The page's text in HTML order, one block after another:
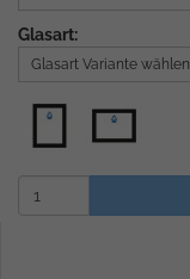
Glasart:
Glasart Variante wählen